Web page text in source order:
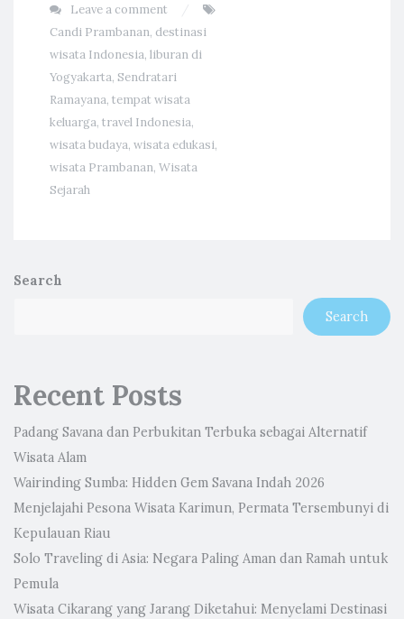
Leave a comment
Candi Prambanan, destinasi
wisata Indonesia, liburan di
Yogyakarta, Sendratari
Ramayana, tempat wisata
keluarga, travel Indonesia,
wisata budaya, wisata edukasi,
wisata Prambanan, Wisata
Sejarah
Search
Search
Recent Posts
Padang Savana dan Perbukitan Terbuka sebagai Alternatif
Wisata Alam
Wairinding Sumba: Hidden Gem Savana Indah 2026
Menjelajahi Pesona Wisata Karimun, Permata Tersembunyi di
Kepulauan Riau
Solo Traveling di Asia: Negara Paling Aman dan Ramah untuk
Pemula
Wisata Cikarang yang Jarang Diketahui: Menyelami Destinasi